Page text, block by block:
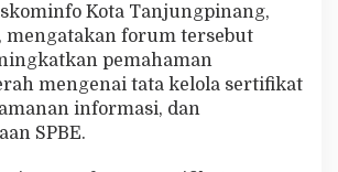
Kota Tanjungpinang,
mengatakan forum tersebut
pemahaman
mengenai tata kelola sertifikat
informasi, dan
SPBE.